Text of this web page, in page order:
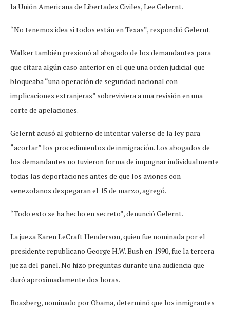
la Unión Americana de Libertades Civiles, Lee Gelernt.
“No tenemos idea si todos están en Texas”, respondió Gelernt.
Walker también presionó al abogado de los demandantes para
que citara algún caso anterior en el que una orden judicial que
bloqueaba “una operación de seguridad nacional con
implicaciones extranjeras” sobreviviera a una revisión en una
corte de apelaciones.
Gelernt acusó al gobierno de intentar valerse de la ley para
“acortar” los procedimientos de inmigración. Los abogados de
los demandantes no tuvieron forma de impugnar individualmente
todas las deportaciones antes de que los aviones con
venezolanos despegaran el 15 de marzo, agregó.
“Todo esto se ha hecho en secreto”, denunció Gelernt.
La jueza Karen LeCraft Henderson, quien fue nominada por el
presidente republicano George H.W. Bush en 1990, fue la tercera
jueza del panel. No hizo preguntas durante una audiencia que
duró aproximadamente dos horas.
Boasberg, nominado por Obama, determinó que los inmigrantes